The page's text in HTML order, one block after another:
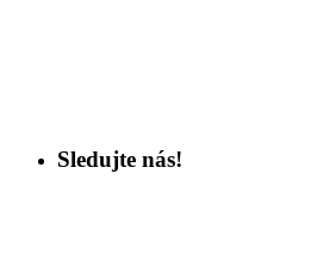
Sledujte nás!